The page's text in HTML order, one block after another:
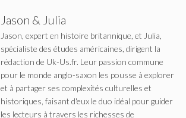
Jason & Julia
Jason, expert en histoire britannique, et Julia,
spécialiste des études américaines, dirigent la
rédaction de Uk-Us.fr. Leur passion commune
pour le monde anglo-saxon les pousse à explorer
et à partager ses complexités culturelles et
historiques, faisant d'eux le duo idéal pour guider
les lecteurs à travers les richesses de